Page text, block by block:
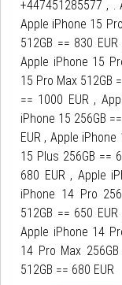
+447451285577 , .
Apple iPhone 15
512GB == 830
Apple iPhone 15
15 Pro Max 512GB
== 1000 EUR ,
iPhone 15 256GB
EUR , Apple
15 Plus 256GB ==
680 EUR , Apple
iPhone 14 Pro
512GB == 650
Apple iPhone 14
14 Pro Max
512GB == 680 EUR